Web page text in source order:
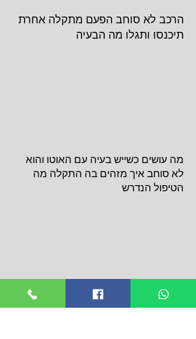
מה עושים כשייש בעיה עם האוטו והוא
לא סוחב איך מזהים בה התקלה מה
הטיפול הנדרש
הרכב לא סוחב הפעם מתקלה אחרת
תיכנסו ותגלו מה הבעיה
בניגוד ללחץ גבוה פה נראה תקלת